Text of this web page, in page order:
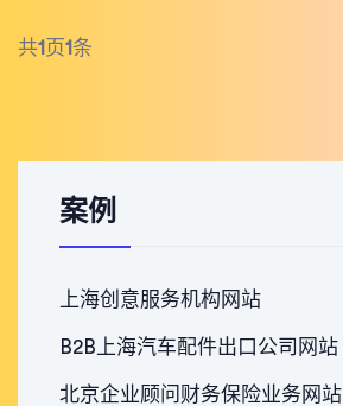
共1 页1条
案例
上海创意服务机构网站
B2B上海汽车配件出口公司网站
北京企业顾问财务保险业务网站